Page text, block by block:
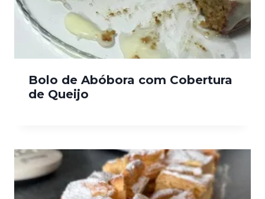
Bolo de Abóbora com Cobertura
de Queijo